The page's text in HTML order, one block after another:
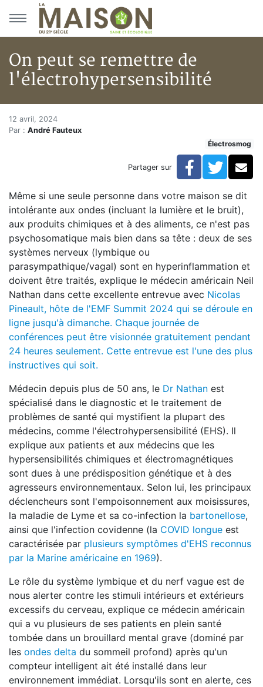
Aller au menu principal
Aller au contenu principal
On peut se remettre de
l'électrohypersensibilité
Accueil
Articles
On peut se remettre de l'électrohypersensibilité
On peut se remettre de
12 avril, 2024
Par : André Fauteux
Électrosmog
Partager sur Facebook
Même si une seule personne dans votre maison se dit
intolérante aux ondes (incluant la lumière et le bruit),
aux produits chimiques et à des aliments, ce n'est pas
psychosomatique mais bien dans sa tête : deux de ses
systèmes nerveux (lymbique ou
parasympathique/vagal) sont en hyperinflammation et
doivent être traités, explique le médecin américain Neil
Nathan dans cette excellente entrevue avec Nicolas
Pineault, hôte de l'EMF Summit 2024 qui se déroule en
ligne jusqu'à dimanche. Chaque journée de
conférences peut être visionnée gratuitement pendant
24 heures seulement. Cette entrevue est l'une des plus
instructives qui soit.
Médecin depuis plus de 50 ans, le Dr Nathan est
spécialisé dans le diagnostic et le traitement de
problèmes de santé qui mystifient la plupart des
médecins, comme l'électrohypersensibilité (EHS). Il
explique aux patients et aux médecins que les
hypersensibilités chimiques et électromagnétiques
sont dues à une prédisposition génétique et à des
agresseurs environnementaux. Selon lui, les principaux
déclencheurs sont l'empoisonnement aux moisissures,
la maladie de Lyme et sa co-infection la bartonellose,
ainsi que l'infection covidenne (la COVID longue est
caractérisée par plusieurs symptômes d'EHS reconnus
par la Marine américaine en 1969).
Le rôle du système lymbique et du nerf vague est de
nous alerter contre les stimuli intérieurs et extérieurs
excessifs du cerveau, explique ce médecin américain
qui a vu plusieurs de ses patients en plein santé
tombée dans un brouillard mental grave (dominé par
les ondes delta du sommeil profond) après qu'un
compteur intelligent ait été installé dans leur
environnement immédiat. Lorsqu'ils sont en alerte, ces